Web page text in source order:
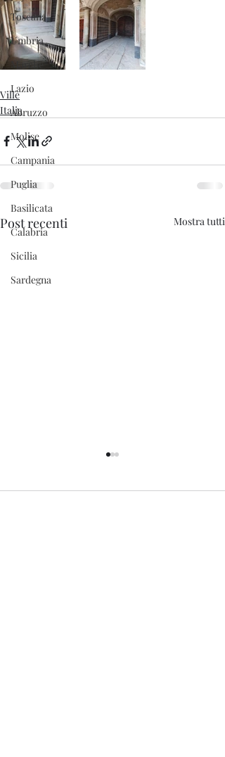
Toscana
Umbria
Marche
Lazio
Abruzzo
Molise
Campania
Puglia
Basilicata
Calabria
Sicilia
Sardegna
Ville
Italia
Post recenti Mostra tutti